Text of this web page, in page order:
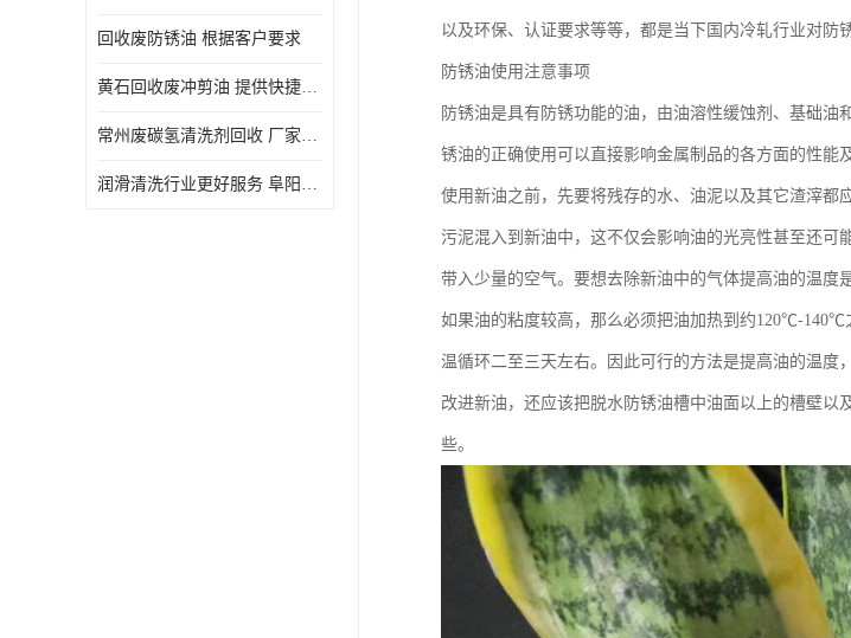
回收废防锈油 根据客户要求
黄石回收废冲剪油 提供快捷上门处理
常州废碳氢清洗剂回收 厂家价格
润滑清洗行业更好服务 阜阳回收废防锈油
以及环保、认证要求等等，都是当下国内冷轧行业对防
防锈油使用注意事项
防锈油是具有防锈功能的油，由油溶性缓蚀剂、基础
锈油的正确使用可以直接影响金属制品的各方面的性能
使用新油之前，先要将残存的水、油泥以及其它渣滓都
污泥混入到新油中，这不仅会影响油的光亮性甚至还
带入少量的空气。要想去除新油中的气体提高油的温度
如果油的粘度较高，那么必须把油加热到约120℃-
温循环二至三天左右。因此可行的方法是提高油的温度
改进新油，还应该把脱水防锈油槽中油面以上的槽壁
些。